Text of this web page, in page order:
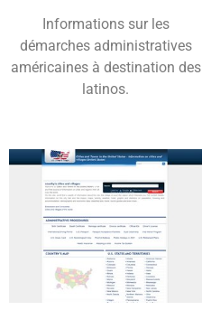
Informations sur les
démarches administratives
américaines à destination des
latinos.